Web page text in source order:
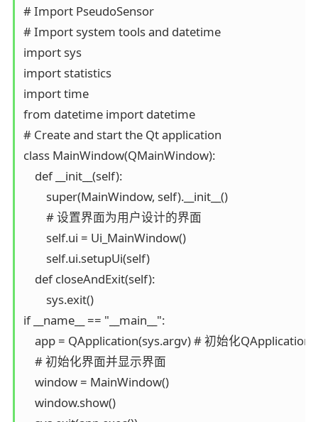
# Import PseudoSensor
# Import system tools and datetime
import sys
import statistics
import time
from datetime import datetime
# Create and start the Qt application
class MainWindow(QMainWindow):
    def __init__(self):
        super(MainWindow, self).__init__()
        # 设置界面为用户设计的界面
        self.ui = Ui_MainWindow()
        self.ui.setupUi(self)
    def closeAndExit(self):
        sys.exit()
if __name__ == "__main__":
    app = QApplication(sys.argv) # 初始化QApplication
    # 初始化界面并显示界面
    window = MainWindow()
    window.show()